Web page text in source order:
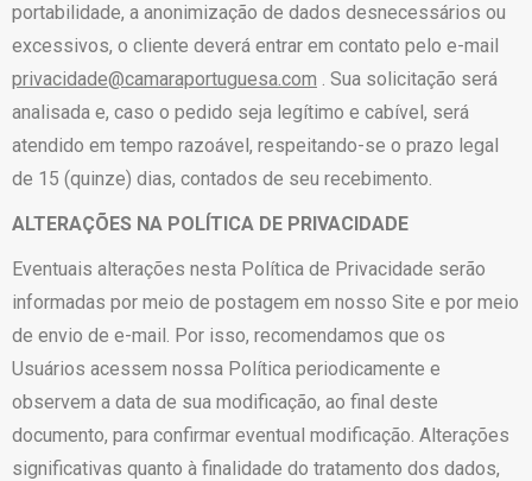
portabilidade, a anonimização de dados desnecessários ou
excessivos, o cliente deverá entrar em contato pelo e-mail
privacidade@camaraportuguesa.com . Sua solicitação será
analisada e, caso o pedido seja legítimo e cabível, será
atendido em tempo razoável, respeitando-se o prazo legal
de 15 (quinze) dias, contados de seu recebimento.
ALTERAÇÕES NA POLÍTICA DE PRIVACIDADE
Eventuais alterações nesta Política de Privacidade serão
informadas por meio de postagem em nosso Site e por meio
de envio de e-mail. Por isso, recomendamos que os
Usuários acessem nossa Política periodicamente e
observem a data de sua modificação, ao final deste
documento, para confirmar eventual modificação. Alterações
significativas quanto à finalidade do tratamento dos dados,